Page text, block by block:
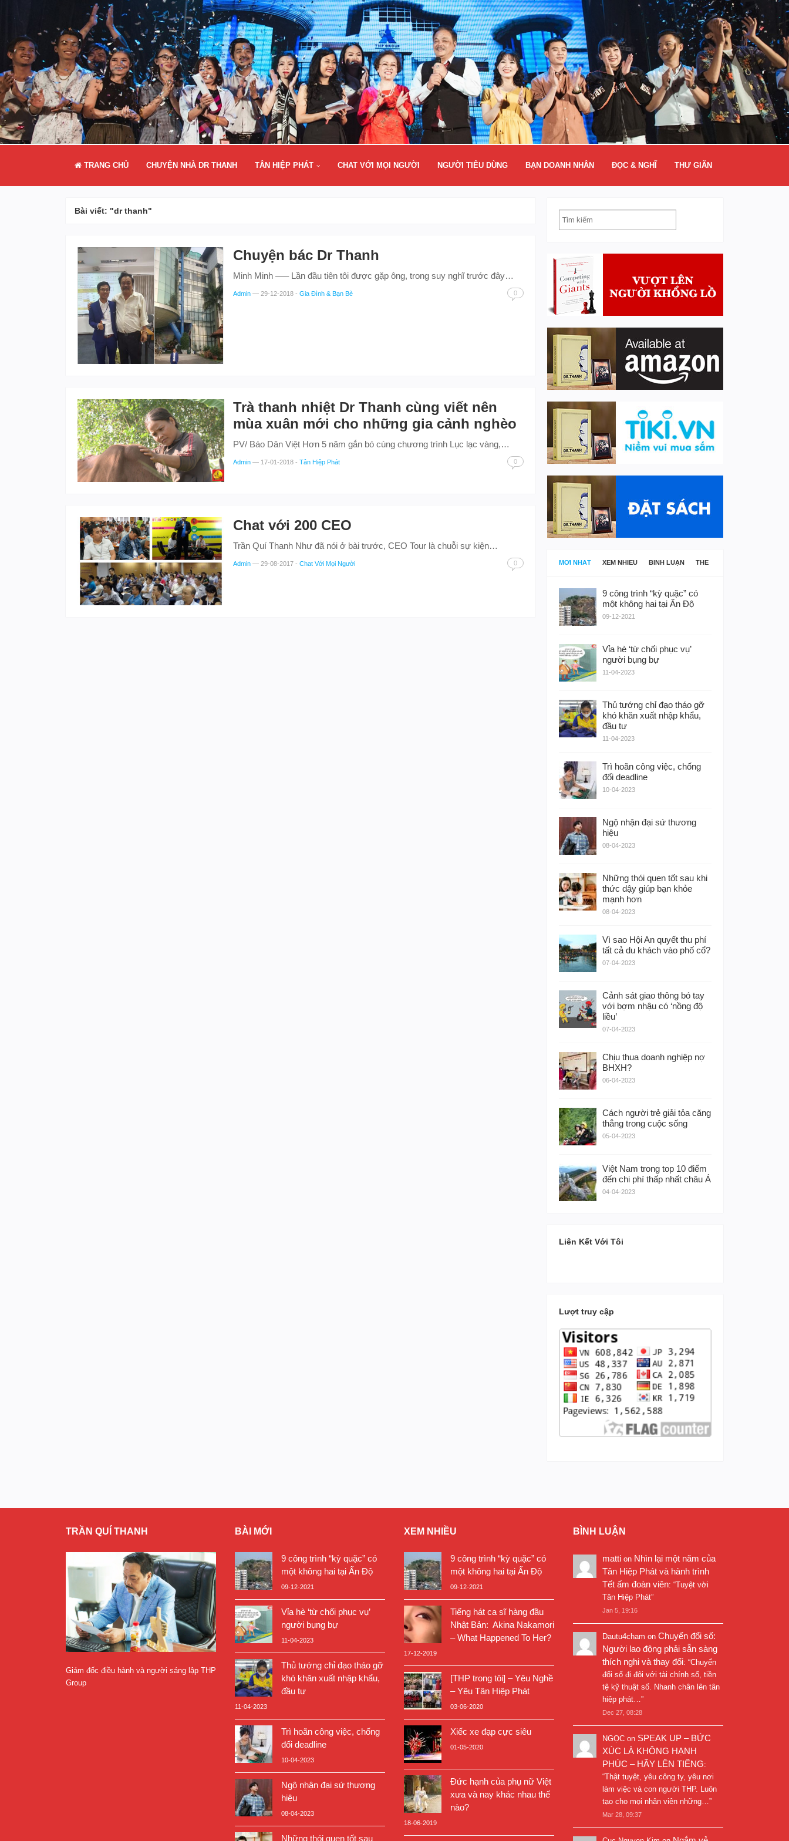
TRANG CHỦ CHUYỆN NHÀ DR THANH TÂN HIỆP PHÁT CHAT VỚI MỌI NGƯỜI NGƯỜI TIÊU DÙNG BẠN DOANH NHÂN ĐỌC & NGHĨ THƯ GIÃN
Bài viết: "dr thanh"
Chuyện bác Dr Thanh
Minh Minh —– Lần đầu tiên tôi được gặp ông, trong suy nghĩ trước đây…
Admin — 29-12-2018 - Gia Đình & Bạn Bè 0
Trà thanh nhiệt Dr Thanh cùng viết nên
mùa xuân mới cho những gia cảnh nghèo
PV/ Báo Dân Việt Hơn 5 năm gắn bó cùng chương trình Lục lạc vàng,…
Admin — 17-01-2018 - Tân Hiệp Phát 0
Chat với 200 CEO
Trần Quí Thanh Như đã nói ở bài trước, CEO Tour là chuỗi sự kiện…
Admin — 29-08-2017 - Chat Với Mọi Người 0 MỚI NHẤT XEM NHIỀU BÌNH LUẬN THẺ
9 công trình “kỳ quặc” có
một không hai tại Ấn Độ
09-12-2021
Vỉa hè ‘từ chối phục vụ’
người bụng bự
11-04-2023
Thủ tướng chỉ đạo tháo gỡ
khó khăn xuất nhập khẩu,
đầu tư
11-04-2023
Trì hoãn công việc, chống
đối deadline
10-04-2023
Ngộ nhận đại sứ thương
hiệu
08-04-2023
Những thói quen tốt sau khi
thức dậy giúp bạn khỏe
mạnh hơn
08-04-2023
Vì sao Hội An quyết thu phí
tất cả du khách vào phố cổ?
07-04-2023
Cảnh sát giao thông bó tay
với bợm nhậu có ‘nồng độ
liều’
07-04-2023
Chịu thua doanh nghiệp nợ
BHXH?
06-04-2023
Cách người trẻ giải tỏa căng
thẳng trong cuộc sống
05-04-2023
Việt Nam trong top 10 điểm
đến chi phí thấp nhất châu Á
04-04-2023
Liên Kết Với Tôi
Lượt truy cập
TRẦN QUÍ THANH
Giám đốc điều hành và người sáng lập THP
Group
BÀI MỚI
9 công trình “kỳ quặc” có
một không hai tại Ấn Độ
09-12-2021
Vỉa hè ‘từ chối phục vụ’
người bụng bự
11-04-2023
Thủ tướng chỉ đạo tháo gỡ
khó khăn xuất nhập khẩu,
đầu tư
11-04-2023
Trì hoãn công việc, chống
đối deadline
10-04-2023
Ngộ nhận đại sứ thương
hiệu
08-04-2023
Những thói quen tốt sau
XEM NHIỀU
9 công trình “kỳ quặc” có
một không hai tại Ấn Độ
09-12-2021
Tiếng hát ca sĩ hàng đầu
Nhật Bản: Akina Nakamori
– What Happened To Her?
17-12-2019
[THP trong tôi] – Yêu Nghề
– Yêu Tân Hiệp Phát
03-06-2020
Xiếc xe đạp cực siêu
01-05-2020
Đức hạnh của phụ nữ Việt
xưa và nay khác nhau thế
nào?
18-06-2019
BÌNH LUẬN
matti on Nhìn lại một năm của
Tân Hiệp Phát và hành trình
Tết ấm đoàn viên: “Tuyệt vời
Tân Hiệp Phát”
Jan 5, 19:16
Dautu4cham on Chuyển đổi số:
Người lao động phải sẵn sàng
thích nghi và thay đổi: “Chuyển
đổi số đi đôi với tài chính số, tiền
tệ kỹ thuật số. Nhanh chân lên tân
hiệp phát… ”
Dec 27, 08:28
NGỌC on SPEAK UP – BỨC
XÚC LÀ KHÔNG HẠNH
PHÚC – HÃY LÊN TIẾNG:
“Thật tuyệt, yêu công ty, yêu nơi
làm việc và con người THP. Luôn
tạo cho mọi nhân viên những… ”
Mar 28, 09:37